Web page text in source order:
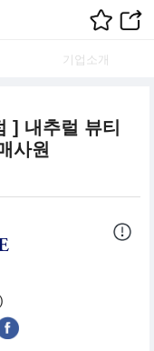
기업소개
] 내추럴 뷰티
사원